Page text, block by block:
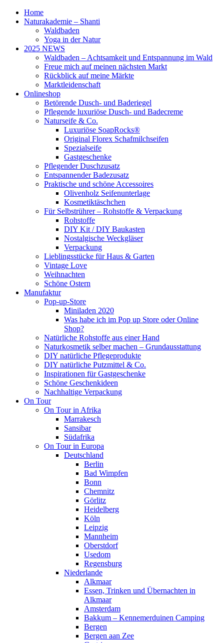
Home
Naturakademie – Shanti
Waldbaden
Yoga in der Natur
2025 NEWS
Waldbaden – Achtsamkeit und Entspannung im Wald
Freue mich auf meinen nächsten Markt
Rückblick auf meine Märkte
Marktleidenschaft
Onlineshop
Betörende Dusch- und Baderiegel
Pflegende luxuriöse Dusch- und Badecreme
Naturseife & Co.
Luxuriöse SoapRocks®
Original Florex Schafmilchseifen
Spezialseife
Gastgeschenke
Pflegender Duschzusatz
Entspannender Badezusatz
Praktische und schöne Accessoires
Olivenholz Seifenunterlage
Kosmetiktäschchen
Für Selbstrührer – Rohstoffe & Verpackung
Rohstoffe
DIY Kit / DIY Baukasten
Nostalgische Weckgläser
Verpackung
Lieblingsstücke für Haus & Garten
Vintage Love
Weihnachten
Schöne Ostern
Manufaktur
Pop-up-Store
Miniladen 2020
Was habe ich im Pop up Store oder Online
Shop?
Natürliche Rohstoffe aus einer Hand
Naturkosmetik selber machen – Grundausstattung
DIY natürliche Pflegeprodukte
DIY natürliche Putzmittel & Co.
Inspirationen für Gastgeschenke
Schöne Geschenkideen
Nachhaltige Verpackung
On Tour
On Tour in Afrika
Marrakesch
Sansibar
Südafrika
On Tour in Europa
Deutschland
Berlin
Bad Wimpfen
Bonn
Chemnitz
Görlitz
Heidelberg
Köln
Leipzig
Mannheim
Oberstdorf
Usedom
Regensburg
Niederlande
Alkmaar
Essen, Trinken und Übernachten in
Alkmaar
Amsterdam
Bakkum – Kennemerduinen Camping
Bergen
Bergen aan Zee